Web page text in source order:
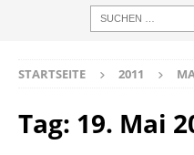
STARTSEITE 2011
Tag: 19. Mai